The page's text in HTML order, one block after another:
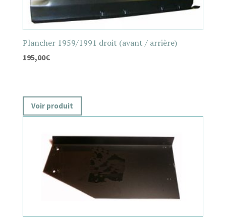
Plancher 1959/1991 droit (avant / arrière)
195,00€
Voir produit